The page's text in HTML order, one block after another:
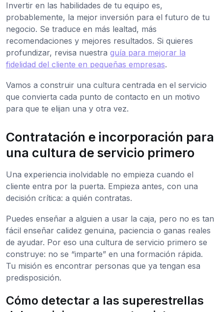
Invertir en las habilidades de tu equipo es,
probablemente, la mejor inversión para el futuro de tu
negocio. Se traduce en más lealtad, más
recomendaciones y mejores resultados. Si quieres
profundizar, revisa nuestra guía para mejorar la
fidelidad del cliente en pequeñas empresas.
Vamos a construir una cultura centrada en el servicio
que convierta cada punto de contacto en un motivo
para que te elijan una y otra vez.
Contratación e incorporación para
una cultura de servicio primero
Una experiencia inolvidable no empieza cuando el
cliente entra por la puerta. Empieza antes, con una
decisión crítica: a quién contratas.
Puedes enseñar a alguien a usar la caja, pero no es tan
fácil enseñar calidez genuina, paciencia o ganas reales
de ayudar. Por eso una cultura de servicio primero se
construye: no se “imparte” en una formación rápida.
Tu misión es encontrar personas que ya tengan esa
predisposición.
Cómo detectar a las superestrellas